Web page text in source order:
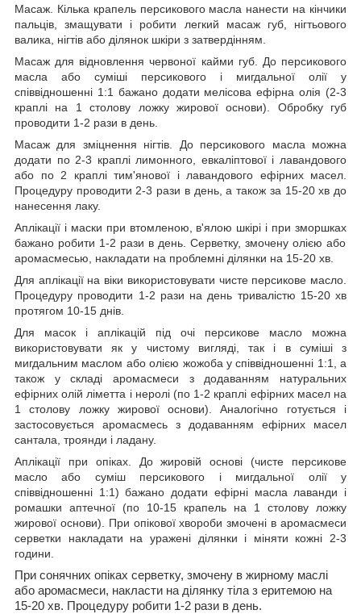
Масаж. Кілька крапель персикового масла нанести на кінчики
пальців, змащувати і робити легкий масаж губ, нігтьового
валика, нігтів або ділянок шкіри з затвердінням.
Масаж для відновлення червоної кайми губ. Доперсикового
масла або суміші персикового і мигдальної олії у
співвідношенні 1:1 бажано додати мелісова ефірна олія (2-3
краплі на 1 столову ложку жирової основи). Обробку губ
проводити 1-2 рази в день.
Масаж для зміцнення нігтів. До персикового масла можна
додати по 2-3 краплі лимонного, евкаліптової і лавандового
або по 2 краплі тим'янової і лавандового ефірних масел.
Процедуру проводити 2-3 рази в день, а також за 15-20 хв до
нанесення лаку.
Аплікації і маски при втомленою, в'ялою шкірі і при зморшках
бажано робити 1-2 рази в день. Серветку, змочену олією або
аромасмесью, накладати на проблемні ділянки на 15-20 хв.
Для аплікації на віки використовувати чисте персикове масло.
Процедуру проводити 1-2 рази на день тривалістю 15-20 хв
протягом 10-15 днів.
Для масок і аплікацій під очі персикове масло можна
використовувати як у чистому вигляді, так і в суміші з
мигдальним маслом або олією жожоба у співвідношенні 1:1, а
також у складі аромасмеси з додаванням натуральних
ефірних олій ліметта і неролі (по 1-2 краплі ефірних масел на
1 столову ложку жирової основи). Аналогічно готується і
застосовується аромасмесь з додаванням ефірних масел
сантала, троянди і ладану.
Аплікації при опіках. До жировій основі (чисте персикове
масло або суміш персикового і мигдальної олії у
співвідношенні 1:1) бажано додати ефірні масла лаванди і
ромашки аптечної (по 10-15 крапель на 1 столову ложку
жирової основи). При опікової хвороби змочені в аромасмеси
серветки накладати на уражені ділянки і міняти кожні 2-3
години.
При сонячних опіках серветку, змочену в жирному маслі
або аромасмеси, накласти на ділянку тіла з еритемою на
15-20 хв. Процедуру робити 1-2 рази в день.